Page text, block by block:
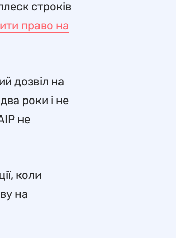
строків
право на
дозвіл на
роки і не
не
коли
на